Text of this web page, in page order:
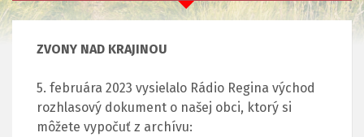
ZVONY NAD KRAJINOU
5. februára 2023 vysielalo Rádio Regina východ
rozhlasový dokument o našej obci, ktorý si
môžete vypočuť z archívu: